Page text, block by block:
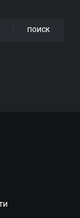
ПОИСК